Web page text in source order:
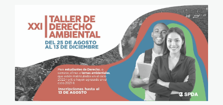
taller de derecho
ambiental